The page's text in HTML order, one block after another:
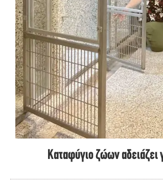
Καταφύγιο ζώων αδειάζει